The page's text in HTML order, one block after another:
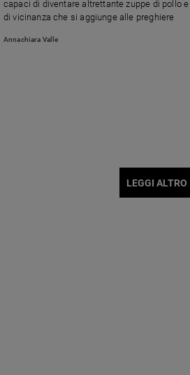
capaci di diventare altrettante zuppe di pollo
di vicinanza che si aggiunge alle preghiere
Annachiara Valle
LEGGI ALTRO